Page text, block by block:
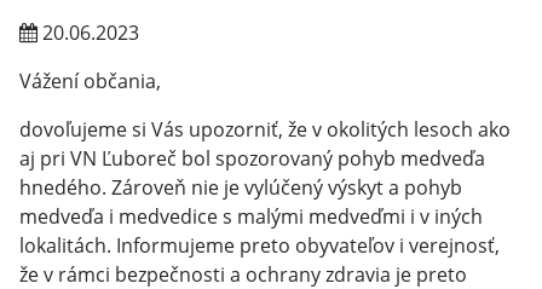
20.06.2023
Vážení občania,
dovoľujeme si Vás upozorniť, že v okolitých lesoch ako
aj pri VN Ľuboreč bol spozorovaný pohyb medveďa
hnedého. Zároveň nie je vylúčený výskyt a pohyb
medveďa i medvedice s malými medveďmi i v iných
lokalitách. Informujeme preto obyvateľov i verejnosť,
že v rámci bezpečnosti a ochrany zdravia je preto